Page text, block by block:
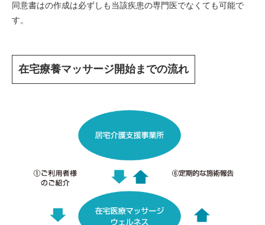
同意書はの作成は必ずしも当該疾患の専門医でなくても可能で
す。
在宅療養マッサージ開始までの流れ